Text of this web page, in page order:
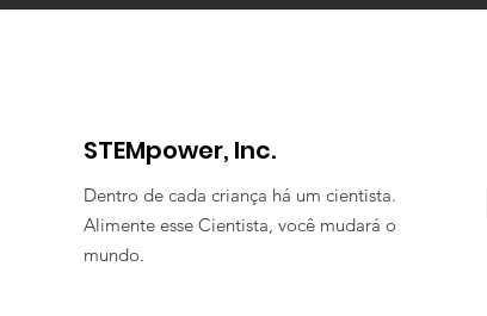
STEMpower, Inc.
Dentro de cada criança há um cientista.
Alimente esse Cientista, você mudará o
mundo.